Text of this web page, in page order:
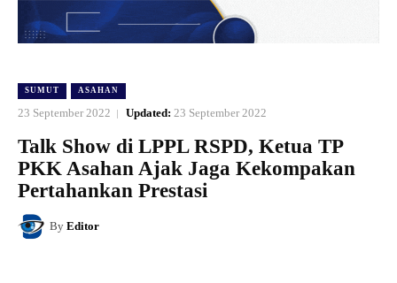
SUMUT ASAHAN
23 September 2022 Updated: 23 September 2022
Talk Show di LPPL RSPD, Ketua TP
PKK Asahan Ajak Jaga Kekompakan
Pertahankan Prestasi
By Editor